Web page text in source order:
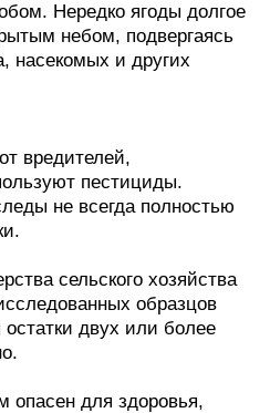
Нередко ягоды долгое
небом, подвергаясь
насекомых и других
вредителей,
пестициды.
не всегда полностью
сельского хозяйства
образцов
двух или более
опасен для здоровья,